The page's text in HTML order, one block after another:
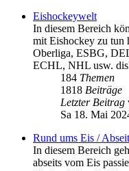
Eishockeywelt
In diesem Bereich
mit Eishockey zu tun
Oberliga, ESBG,
ECHL, NHL usw.
184 Themen
1818 Beiträge
Letzter Beitrag
Sa 18. Mai
Rund ums Eis /
In diesem Bereich
abseits vom Eis